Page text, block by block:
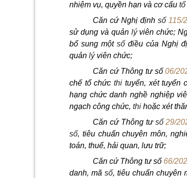
nhiệm vụ, quyền hạn và cơ cấu tổ
Căn cứ Nghị địnhsố 115/
sử dụng và quản lýviên chức;
bổ sung một sốđiều của Nghị
quản lýviên chức;
Căn cứ Thông tư số06/
chế tổ chứcthi tuyển, xét tuyển
hạng chức danh nghề nghiệp
ngạch công chức, thi hoặc xét
Căn cứ Thông tư số 29/
số, tiêu chuẩn chuyên môn,
toán, thuế, hải quan, lưu trữ;
Căn cứ Thông tư số 66/
danh, mã số, tiêu chuẩn chuyên